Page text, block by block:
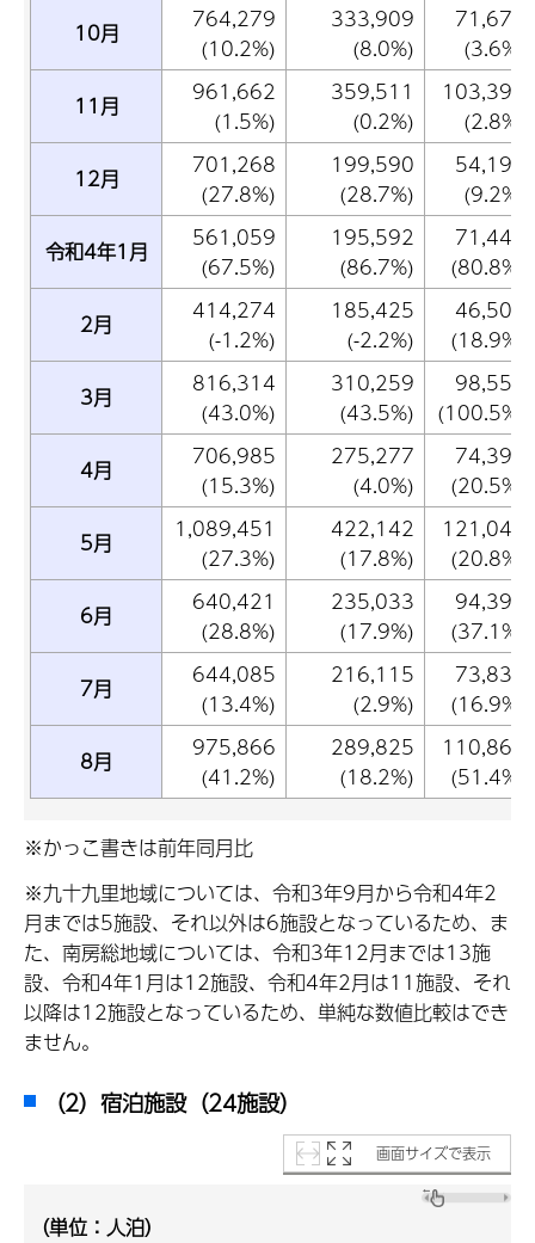
10月
764,279
(10.2%)
333,909
(8.0%)
71,676
(3.6%)
11月
961,662
(1.5%)
359,511
(0.2%)
103,392
(2.8%)
12月
701,268
(27.8%)
199,590
(28.7%)
54,198
(9.2%)
令和4年1月
561,059
(67.5%)
195,592
(86.7%)
71,441
(80.8%)
2月
414,274
(-1.2%)
185,425
(-2.2%)
46,500
(18.9%)
3月
816,314
(43.0%)
310,259
(43.5%)
98,556
(100.5%)
4月
706,985
(15.3%)
275,277
(4.0%)
74,392
(20.5%)
5月
1,089,451
(27.3%)
422,142
(17.8%)
121,040
(20.8%)
6月
640,421
(28.8%)
235,033
(17.9%)
94,396
(37.1%)
7月
644,085
(13.4%)
216,115
(2.9%)
73,835
(16.9%)
8月
975,866
(41.2%)
289,825
(18.2%)
110,863
(51.4%)
※かっこ書きは前年同月比
※九十九里地域については、令和3年9月から令和4年2
月までは5施設、それ以外は6施設となっているため、ま
た、南房総地域については、令和3年12月までは13施
設、令和4年1月は12施設、令和4年2月は11施設、それ
以降は12施設となっているため、単純な数値比較はでき
ません。
（2）宿泊施設（24施設）
画面サイズで表示
（単位：人泊）